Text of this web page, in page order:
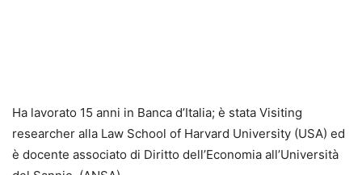
Ha lavorato 15 anni in Banca d’Italia; è stata Visiting
researcher alla Law School of Harvard University (USA) ed
è docente associato di Diritto dell’Economia all’Università